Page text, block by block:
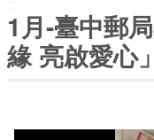
1月-臺中郵
緣 亮啟愛心